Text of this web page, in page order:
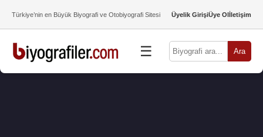
Türkiye’nin en Büyük Biyografi ve Otobiyografi Sitesi Üyelik GirişiÜye Olİletişim
☰ Ara